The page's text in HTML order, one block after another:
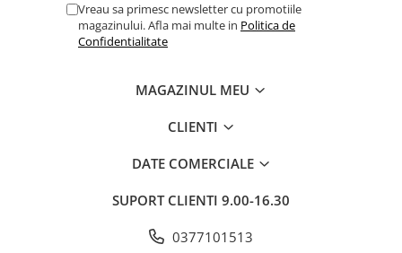
Vreau sa primesc newsletter cu promotiile
magazinului. Afla mai multe in Politica de
Confidentialitate
MAGAZINUL MEU
CLIENTI
DATE COMERCIALE
SUPORT CLIENTI 9.00-16.30
0377101513